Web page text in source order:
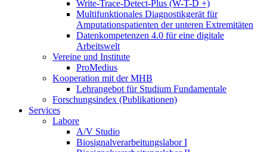
Write-Trace-Detect-Plus (W-T-D +)
Multifunktionales Diagnostikgerät für
Amputationspatienten der unteren Extremitäten
Datenkompetenzen 4.0 für eine digitale
Arbeitswelt
Vereine und Institute
ProMedius
Kooperation mit der MHB
Lehrangebot für Studium Fundamentale
Forschungsindex (Publikationen)
Services
Labore
A/V Studio
Biosignalverarbeitungslabor I